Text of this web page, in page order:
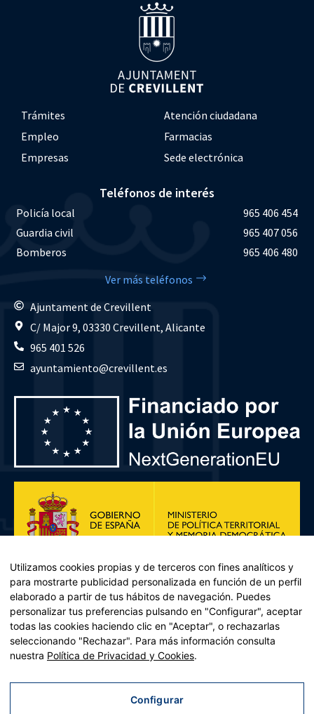
Trámites
Atención ciudadana
Empleo
Farmacias
Empresas
Sede electrónica
Teléfonos de interés
Policía local
965 406 454
Guardia civil
965 407 056
Bomberos
965 406 480
Ver más teléfonos
Ajuntament de Crevillent
C/ Major 9, 03330 Crevillent, Alicante
965 401 526
ayuntamiento@crevillent.es
Plan de Recuperación, Transformación y Resiliencia – Financiado por
Recuperación y resiliencia, establecido por el Reglamento (UE)
2021/241 del Parlamento Europeo y del Consejo, de 12 de febrero
Utilizamos cookies propias y de terceros con fines analíticos y
para mostrarte publicidad personalizada en función de un perfil
elaborado a partir de tus hábitos de navegación. Puedes
personalizar tus preferencias pulsando en "Configurar", aceptar
todas las cookies haciendo clic en "Aceptar", o rechazarlas
seleccionando "Rechazar". Para más información consulta
nuestra Política de Privacidad y Cookies.
Configurar